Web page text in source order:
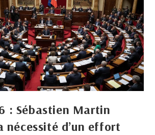
: Sébastien Martin
nécessité d’un effort